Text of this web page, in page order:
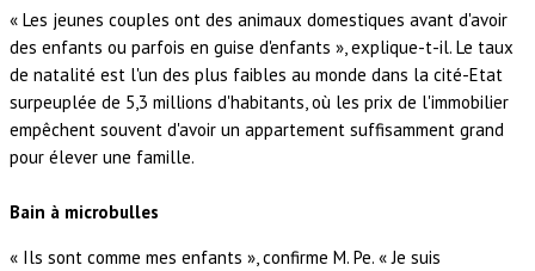
« Les jeunes couples ont des animaux domestiques avant d'avoir
des enfants ou parfois en guise d'enfants », explique-t-il. Le taux
de natalité est l'un des plus faibles au monde dans la cité-Etat
surpeuplée de 5,3 millions d'habitants, où les prix de l'immobilier
empêchent souvent d'avoir un appartement suffisamment grand
pour élever une famille.
Bain à microbulles
« Ils sont comme mes enfants », confirme M. Pe. « Je suis